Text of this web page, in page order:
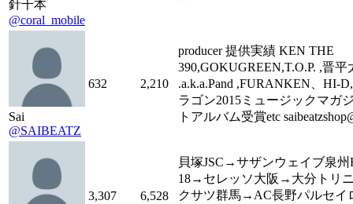
針千本
@coral_mobile
Sai
@SAIBEATZ
632 2,210
producer 提供実績 KEN THE
390,GOKUGREEN,T.O.P. ,晋平
.a.k.a.Pand ,FURANKEN、HI-
ラゴン2015ミュージックマガ
トアルバム受賞etc
3,307 6,528
貝塚JSC→サザンウェイブ泉
18→セレッソ大阪→大分トリ
クサツ群馬→AC長野パルセ